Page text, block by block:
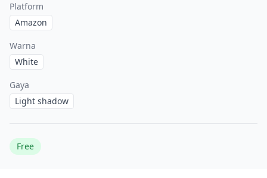
Platform
Amazon
Warna
White
Gaya
Light shadow
Free